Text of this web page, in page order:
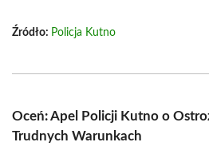
Źródło: Policja Kutno
Oceń: Apel Policji Kutno o
Trudnych Warunkach